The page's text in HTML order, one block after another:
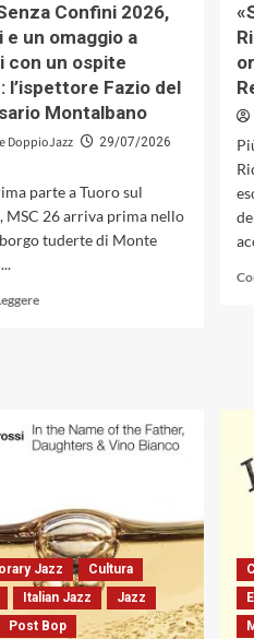
come
luogo
del
pensiero
musicale
(Caligola
Records,
Confini 2026,
un omaggio a
con un ospite
l’ispettore Fazio del
Montalbano
DoppioJazz 29/07/2026
parte a Tuoro sul
MSC 26 arriva prima nello
tuderte di Monte
Leggi
Confini
2026,
omaggio
a
Camilleri
con
un
ospite
Jazz
Cultura
Italian Jazz
Jazz
Post Bop